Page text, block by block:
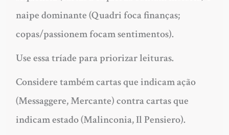
naipe dominante (Quadri foca finanças;
copas/passionem focam sentimentos).
Use essa tríade para priorizar leituras.
Considere também cartas que indicam ação
(Messaggere, Mercante) contra cartas que
indicam estado (Malinconia, Il Pensiero).